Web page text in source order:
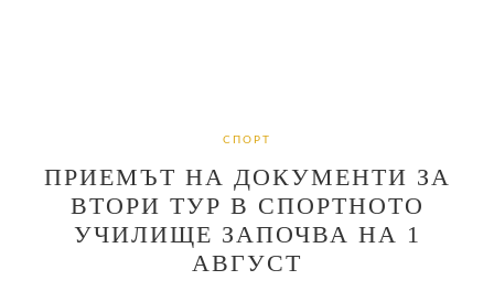
СПОРТ
ПРИЕМЪТ НА ДОКУМЕНТИ ЗА
ВТОРИ ТУР В СПОРТНОТО
УЧИЛИЩЕ ЗАПОЧВА НА 1
АВГУСТ